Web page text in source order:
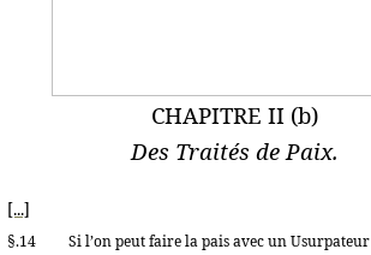
CHAPITRE II (b)
Des Traités de Paix.
[...]
§.14 Si l’on peut faire la pais avec un Usurpateur